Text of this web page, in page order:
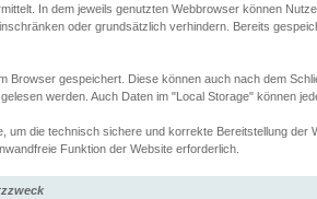
In dem jeweils genutzten Webbrowser können
oder grundsätzlich verhindern. Bereits
Browser gespeichert. Diese können auch nach dem
werden. Auch Daten im "Local Storage" können
um die technisch sichere und korrekte Bereitstellung der
Funktion der Website erforderlich.